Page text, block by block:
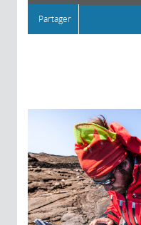
Partager